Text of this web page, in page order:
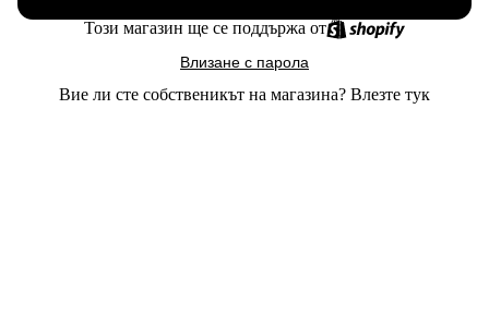
Този магазин ще се поддържа от
Влизане с парола
Вие ли сте собственикът на магазина? Влезте тук